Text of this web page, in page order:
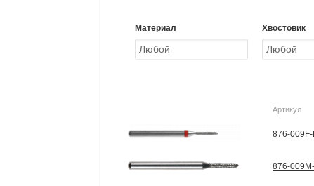
Материал Хвостовик
Артикул
876-009F-
876-